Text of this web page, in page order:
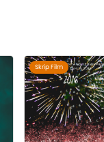
Skrip Film